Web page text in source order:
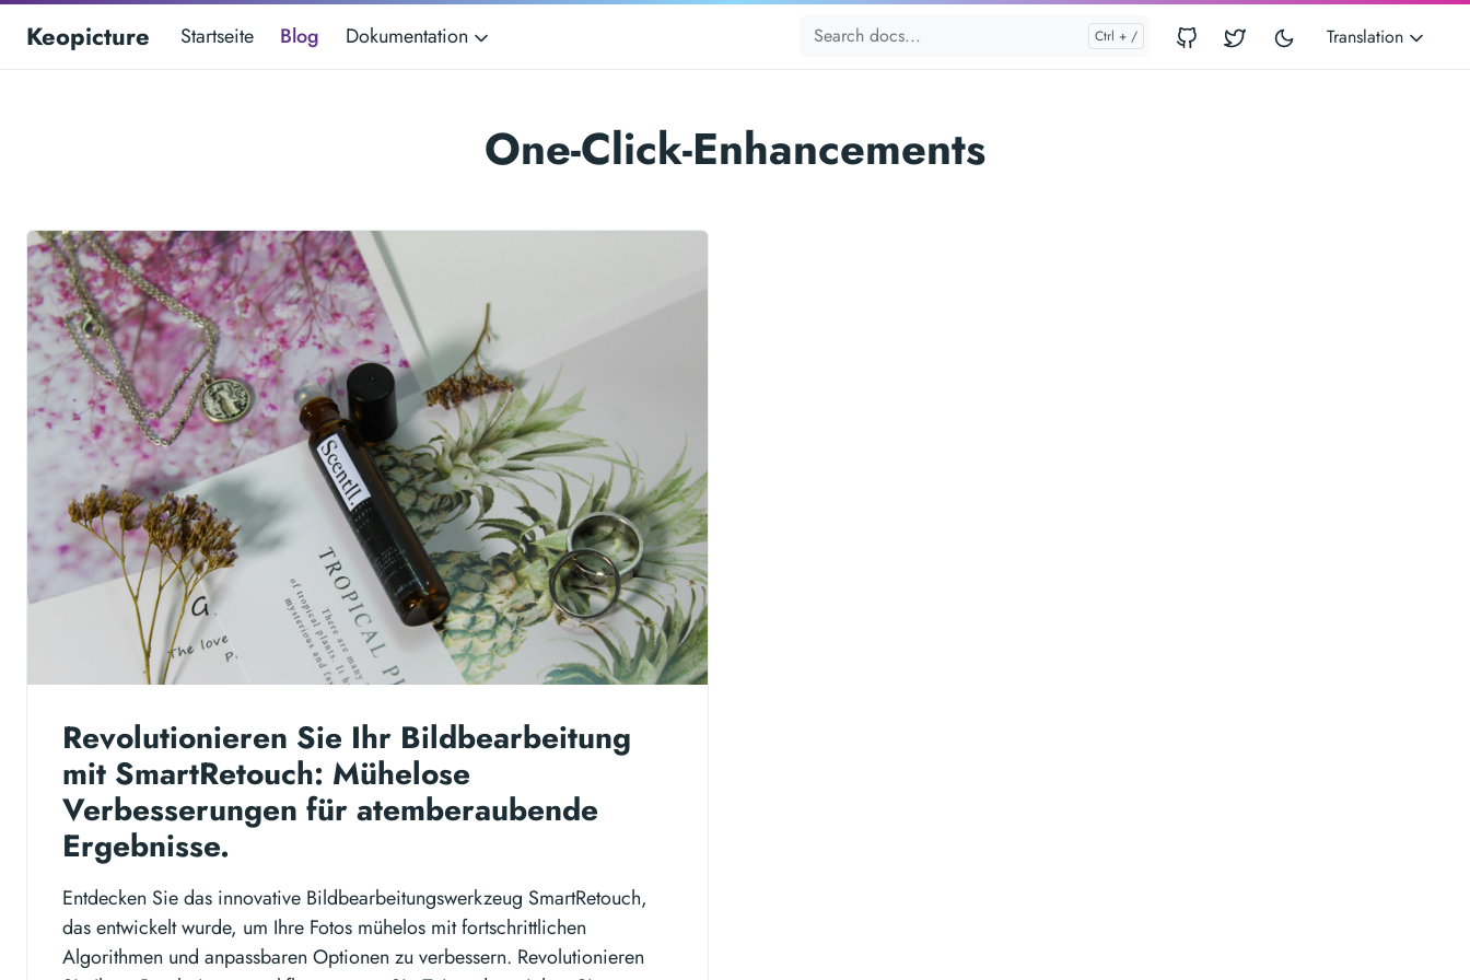
Keopicture Startseite Blog Dokumentation Translation
One-Click-Enhancements
Revolutionieren Sie Ihr Bildbearbeitung
mit SmartRetouch: Mühelose
Verbesserungen für atemberaubende
Ergebnisse.
Entdecken Sie das innovative Bildbearbeitungswerkzeug SmartRetouch,
das entwickelt wurde, um Ihre Fotos mühelos mit fortschrittlichen
Algorithmen und anpassbaren Optionen zu verbessern. Revolutionieren